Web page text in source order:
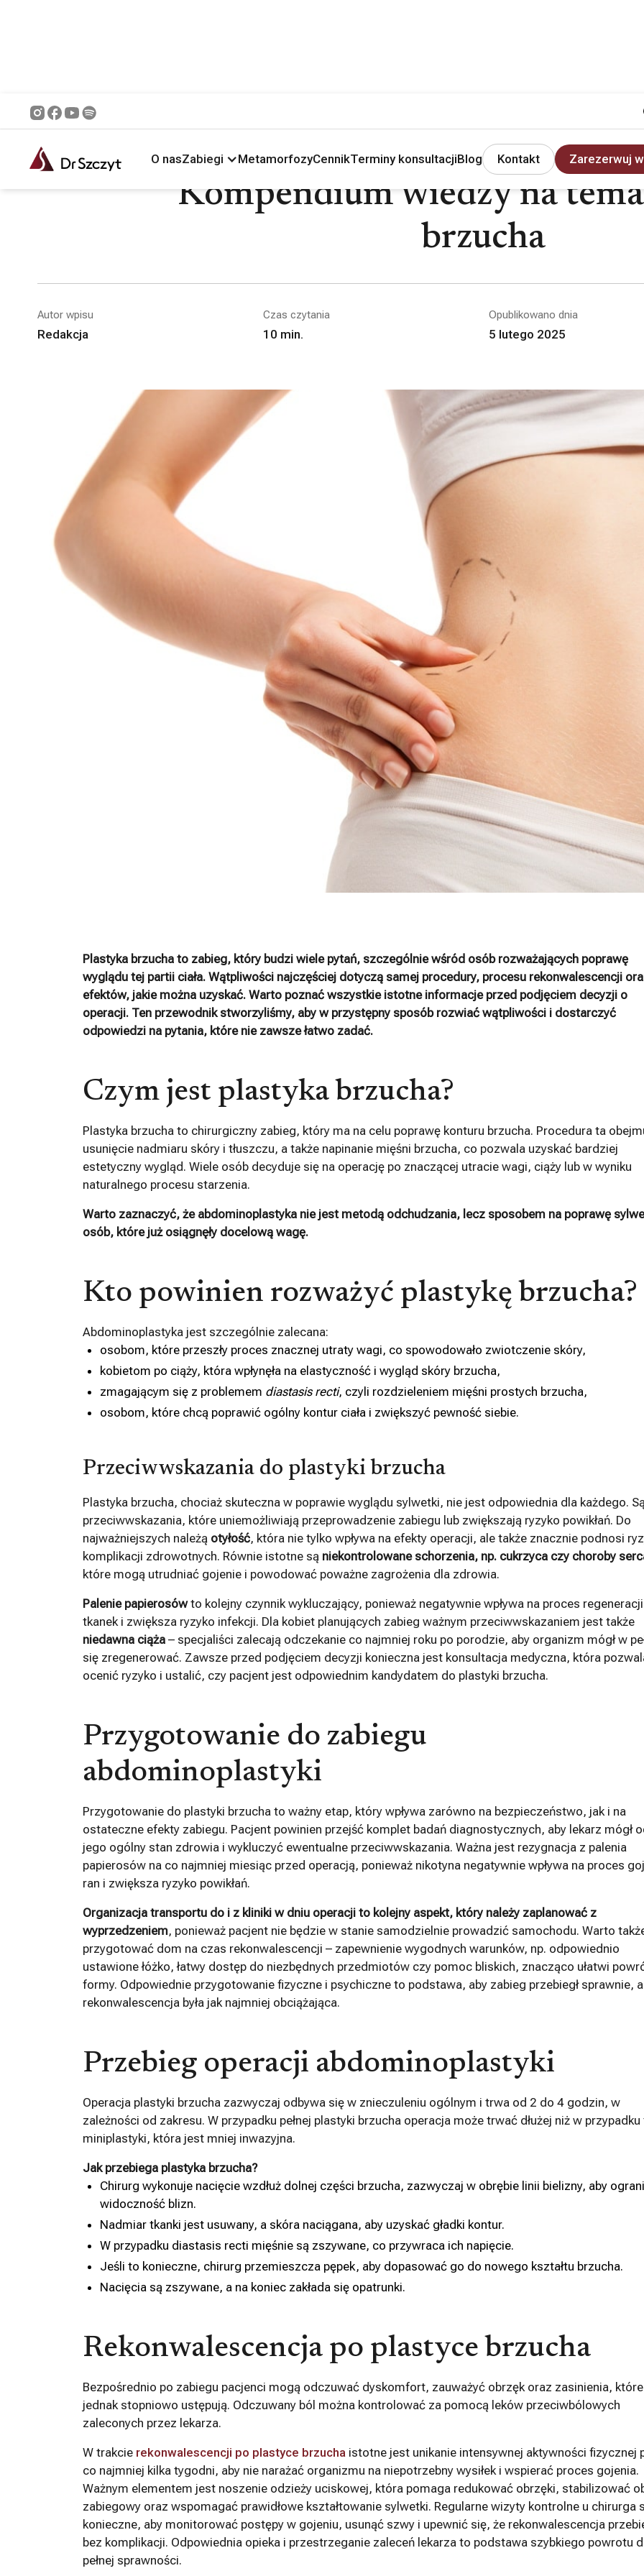
O nasZabiegi MetamorfozyCennikTerminy konsultacjiBlog Kontakt Zarezerwuj
Główna /Blog /
Kompendium wiedzy na
brzucha
Autor wpisu
Redakcja
Czas czytania
10 min.
Opublikowano dnia
5 lutego 2025
Plastyka brzucha to zabieg, który budzi wiele pytań, szczególnie wśród osób rozważających poprawę
wyglądu tej partii ciała. Wątpliwości najczęściej dotyczą samej procedury, procesu rekonwalescencji
efektów, jakie można uzyskać. Warto poznać wszystkie istotne informacje przed podjęciem decyzji o
operacji. Ten przewodnik stworzyliśmy, aby w przystępny sposób rozwiać wątpliwości i dostarczyć
odpowiedzi na pytania, które nie zawsze łatwo zadać.
Czym jest plastyka brzucha?
Plastyka brzucha to chirurgiczny zabieg, który ma na celu poprawę konturu brzucha. Procedura ta
usunięcie nadmiaru skóry i tłuszczu, a także napinanie mięśni brzucha, co pozwala uzyskać bardziej
estetyczny wygląd. Wiele osób decyduje się na operację po znaczącej utracie wagi, ciąży lub w wyniku
naturalnego procesu starzenia.
Warto zaznaczyć, że abdominoplastyka nie jest metodą odchudzania, lecz sposobem na poprawę
osób, które już osiągnęły docelową wagę.
Kto powinien rozważyć plastykę brzucha?
Abdominoplastyka jest szczególnie zalecana:
osobom, które przeszły proces znacznej utraty wagi, co spowodowało zwiotczenie skóry,
kobietom po ciąży, która wpłynęła na elastyczność i wygląd skóry brzucha,
zmagającym się z problemem diastasis recti, czyli rozdzieleniem mięśni prostych brzucha,
osobom, które chcą poprawić ogólny kontur ciała i zwiększyć pewność siebie.
Przeciwwskazania do plastyki brzucha
Plastyka brzucha, chociaż skuteczna w poprawie wyglądu sylwetki, nie jest odpowiednia dla każdego.
przeciwwskazania, które uniemożliwiają przeprowadzenie zabiegu lub zwiększają ryzyko powikłań. Do
najważniejszych należą otyłość, która nie tylko wpływa na efekty operacji, ale także znacznie podnosi
komplikacji zdrowotnych. Równie istotne są niekontrolowane schorzenia, np. cukrzyca czy choroby
które mogą utrudniać gojenie i powodować poważne zagrożenia dla zdrowia.
Palenie papierosówto kolejny czynnik wykluczający, ponieważ negatywnie wpływa na proces regeneracji
tkanek i zwiększa ryzyko infekcji. Dla kobiet planujących zabieg ważnym przeciwwskazaniem jest także
niedawna ciąża – specjaliści zalecają odczekanie co najmniej roku po porodzie, aby organizm mógł w
się zregenerować. Zawsze przed podjęciem decyzji konieczna jest konsultacja medyczna, która
ocenić ryzyko i ustalić, czy pacjent jest odpowiednim kandydatem do plastyki brzucha.
Przygotowanie do zabiegu
abdominoplastyki
Przygotowanie do plastyki brzucha to ważny etap, który wpływa zarówno na bezpieczeństwo, jak i na
ostateczne efekty zabiegu. Pacjent powinien przejść komplet badań diagnostycznych, aby lekarz mógł
jego ogólny stan zdrowia i wykluczyć ewentualne przeciwwskazania. Ważna jest rezygnacja z palenia
papierosów na co najmniej miesiąc przed operacją, ponieważ nikotyna negatywnie wpływa na proces
ran i zwiększa ryzyko powikłań.
Organizacja transportu do i z kliniki w dniu operacji to kolejny aspekt, który należy zaplanować z
wyprzedzeniem, ponieważ pacjent nie będzie w stanie samodzielnie prowadzić samochodu. Warto
przygotować dom na czas rekonwalescencji – zapewnienie wygodnych warunków, np. odpowiednio
ustawione łóżko, łatwy dostęp do niezbędnych przedmiotów czy pomoc bliskich, znacząco ułatwi
formy. Odpowiednie przygotowanie fizyczne i psychiczne to podstawa, aby zabieg przebiegł sprawnie, a
rekonwalescencja była jak najmniej obciążająca.
Przebieg operacji abdominoplastyki
Operacja plastyki brzucha zazwyczaj odbywa się w znieczuleniu ogólnym i trwa od 2 do 4 godzin, w
zależności od zakresu. W przypadku pełnej plastyki brzucha operacja może trwać dłużej niż w przypadku
miniplastyki, która jest mniej inwazyjna.
Jak przebiega plastyka brzucha?
Chirurg wykonuje nacięcie wzdłuż dolnej części brzucha, zazwyczaj w obrębie linii bielizny, aby
widoczność blizn.
Nadmiar tkanki jest usuwany, a skóra naciągana, aby uzyskać gładki kontur.
W przypadku diastasis recti mięśnie są zszywane, co przywraca ich napięcie.
Jeśli to konieczne, chirurg przemieszcza pępek, aby dopasować go do nowego kształtu brzucha.
Nacięcia są zszywane, a na koniec zakłada się opatrunki.
Rekonwalescencja po plastyce brzucha
Bezpośrednio po zabiegu pacjenci mogą odczuwać dyskomfort, zauważyć obrzęk oraz zasinienia, które
jednak stopniowo ustępują. Odczuwany ból można kontrolować za pomocą leków przeciwbólowych
zaleconych przez lekarza.
W trakcie rekonwalescencji po plastyce brzucha istotne jest unikanie intensywnej aktywności fizycznej
co najmniej kilka tygodni, aby nie narażać organizmu na niepotrzebny wysiłek i wspierać proces gojenia.
Ważnym elementem jest noszenie odzieży uciskowej, która pomaga redukować obrzęki, stabilizować
zabiegowy oraz wspomagać prawidłowe kształtowanie sylwetki. Regularne wizyty kontrolne u chirurga
konieczne, aby monitorować postępy w gojeniu, usunąć szwy i upewnić się, że rekonwalescencja
bez komplikacji. Odpowiednia opieka i przestrzeganie zaleceń lekarza to podstawa szybkiego powrotu
pełnej sprawności.